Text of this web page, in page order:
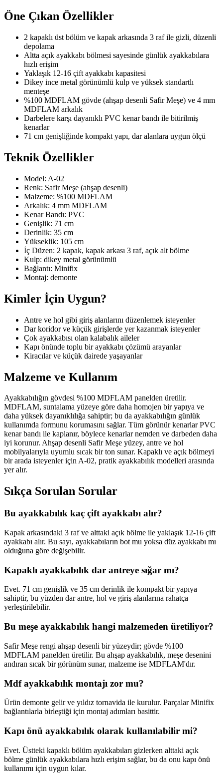
Öne Çıkan Özellikler
2 kapaklı üst bölüm ve kapak arkasında 3 raf ile gizli, düzenli
depolama
Altta açık ayakkabı bölmesi sayesinde günlük ayakkabılara
hızlı erişim
Yaklaşık 12-16 çift ayakkabı kapasitesi
Dikey ince metal görünümlü kulp ve yüksek standartlı
menteşe
%100 MDFLAM gövde (ahşap desenli Safir Meşe) ve 4 mm
MDFLAM arkalık
Darbelere karşı dayanıklı PVC kenar bandı ile bitirilmiş
kenarlar
71 cm genişliğinde kompakt yapı, dar alanlara uygun ölçü
Teknik Özellikler
Model: A-02
Renk: Safir Meşe (ahşap desenli)
Malzeme: %100 MDFLAM
Arkalık: 4 mm MDFLAM
Kenar Bandı: PVC
Genişlik: 71 cm
Derinlik: 35 cm
Yükseklik: 105 cm
İç Düzen: 2 kapak, kapak arkası 3 raf, açık alt bölme
Kulp: dikey metal görünümlü
Bağlantı: Minifix
Montaj: demonte
Kimler İçin Uygun?
Antre ve hol gibi giriş alanlarını düzenlemek isteyenler
Dar koridor ve küçük girişlerde yer kazanmak isteyenler
Çok ayakkabısı olan kalabalık aileler
Kapı önünde toplu bir ayakkabı çözümü arayanlar
Kiracılar ve küçük dairede yaşayanlar
Malzeme ve Kullanım
Ayakkabılığın gövdesi %100 MDFLAM panelden üretilir.
MDFLAM, suntalama yüzeye göre daha homojen bir yapıya ve
daha yüksek dayanıklılığa sahiptir; bu da ayakkabılığın günlük
kullanımda formunu korumasını sağlar. Tüm görünür kenarlar PVC
kenar bandı ile kaplanır, böylece kenarlar nemden ve darbeden daha
iyi korunur. Ahşap desenli Safir Meşe yüzey, antre ve hol
mobilyalarıyla uyumlu sıcak bir ton sunar. Kapaklı ve açık bölmeyi
bir arada isteyenler için A-02, pratik ayakkabılık modelleri arasında
yer alır.
Sıkça Sorulan Sorular
Bu ayakkabılık kaç çift ayakkabı alır?
Kapak arkasındaki 3 raf ve alttaki açık bölme ile yaklaşık 12-16 çift
ayakkabı alır. Bu sayı, ayakkabıların bot mu yoksa düz ayakkabı mı
olduğuna göre değişebilir.
Kapaklı ayakkabılık dar antreye sığar mı?
Evet. 71 cm genişlik ve 35 cm derinlik ile kompakt bir yapıya
sahiptir, bu yüzden dar antre, hol ve giriş alanlarına rahatça
yerleştirilebilir.
Bu meşe ayakkabılık hangi malzemeden üretiliyor?
Safir Meşe rengi ahşap desenli bir yüzeydir; gövde %100
MDFLAM panelden üretilir. Bu ahşap ayakkabılık, meşe desenini
andıran sıcak bir görünüm sunar, malzeme ise MDFLAM'dır.
Mdf ayakkabılık montajı zor mu?
Ürün demonte gelir ve yıldız tornavida ile kurulur. Parçalar Minifix
bağlantılarla birleştiği için montaj adımları basittir.
Kapı önü ayakkabılık olarak kullanılabilir mi?
Evet. Üstteki kapaklı bölüm ayakkabıları gizlerken alttaki açık
bölme günlük ayakkabılara hızlı erişim sağlar, bu da onu kapı önü
kullanımı için uygun kılar.